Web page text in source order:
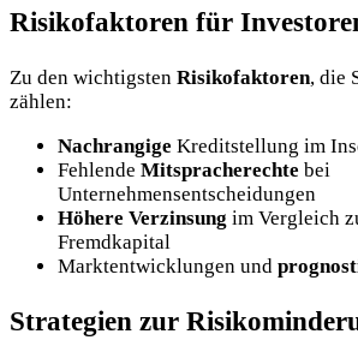
Risikofaktoren für
Zu den wichtigsten Risikofaktoren, die
zählen:
Nachrangige Kreditstellung im
Fehlende Mitspracherechte bei
Unternehmensentscheidungen
Höhere Verzinsung im Vergleich
Fremdkapital
Marktentwicklungen und
Strategien zur